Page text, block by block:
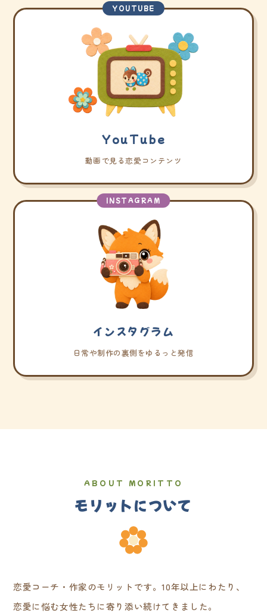
YOUTUBE
YouTube
動画で見る恋愛コンテンツ
INSTAGRAM
インスタグラム
日常や制作の裏側をゆるっと発信
ABOUT MORITTO
モリットについて
恋愛コーチ・作家のモリットです。10年以上にわたり、
恋愛に悩む女性たちに寄り添い続けてきました。